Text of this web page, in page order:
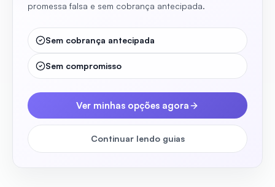
promessa falsa e sem cobrança antecipada.
Sem cobrança antecipada
Sem compromisso
Ver minhas opções agora
Continuar lendo guias